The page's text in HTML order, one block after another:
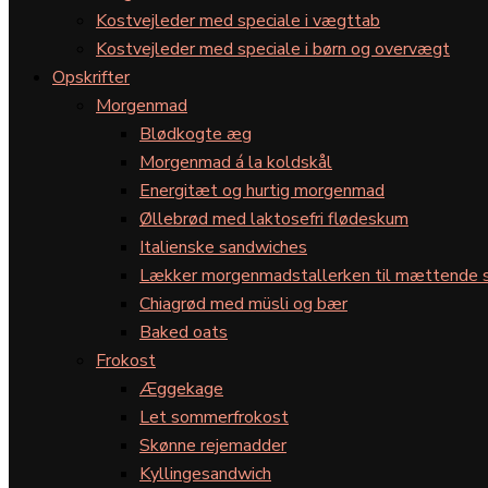
Kostvejleder med speciale i vægttab
Kostvejleder med speciale i børn og overvægt
Opskrifter
Morgenmad
Blødkogte æg
Morgenmad á la koldskål
Energitæt og hurtig morgenmad
Øllebrød med laktosefri flødeskum
Italienske sandwiches
Lækker morgenmadstallerken til mættende
Chiagrød med müsli og bær
Baked oats
Frokost
Æggekage
Let sommerfrokost
Skønne rejemadder
Kyllingesandwich